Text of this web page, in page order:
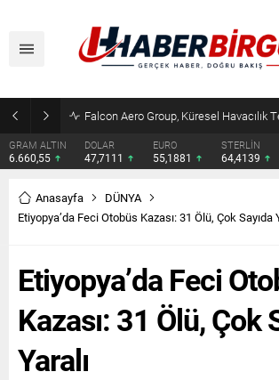
DOLAR
47,7111
EURO
55,1881
STERLİN
64,4139
BIST 100
13.779,39
Anasayfa
DÜNYA
Etiyopya’da Feci Otobüs Kazası: 31 Ölü, Çok Sayıda
Etiyopya’da Feci
Kazası: 31 Ölü, Çok
Yaralı